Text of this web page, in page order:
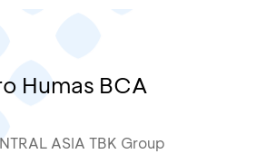
Humas BCA
ASIA TBK Group